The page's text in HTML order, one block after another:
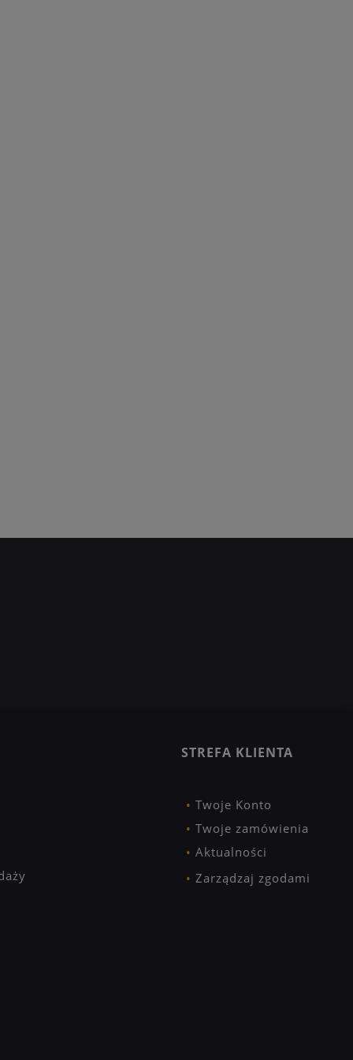
STREFA KLIENTA
Twoje Konto
Twoje zamówienia
Aktualności
Zarządzaj zgodami